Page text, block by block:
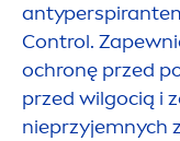
Control.
ochronę przed
przed wilgocią i
nieprzyjemnych